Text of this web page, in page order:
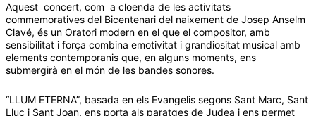
Aquest concert, com a cloenda de les activitats
commemoratives del Bicentenari del naixement de Josep Anselm
Clavé, és un Oratori modern en el que el compositor, amb
sensibilitat i força combina emotivitat i grandiositat musical amb
elements contemporanis que, en alguns moments, ens
submergirà en el món de les bandes sonores.
“LLUM ETERNA”, basada en els Evangelis segons Sant Marc, Sant
Lluc i Sant Joan, ens porta als paratges de Judea i ens permet